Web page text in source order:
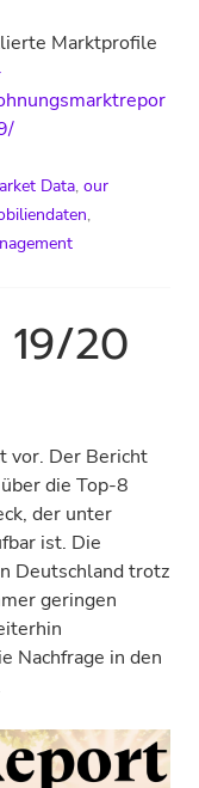
Marktprofile
Data, our
,
20
vor. Der Bericht
die Top-8
der unter
ist. Die
Deutschland trotz
geringen
Nachfrage in den